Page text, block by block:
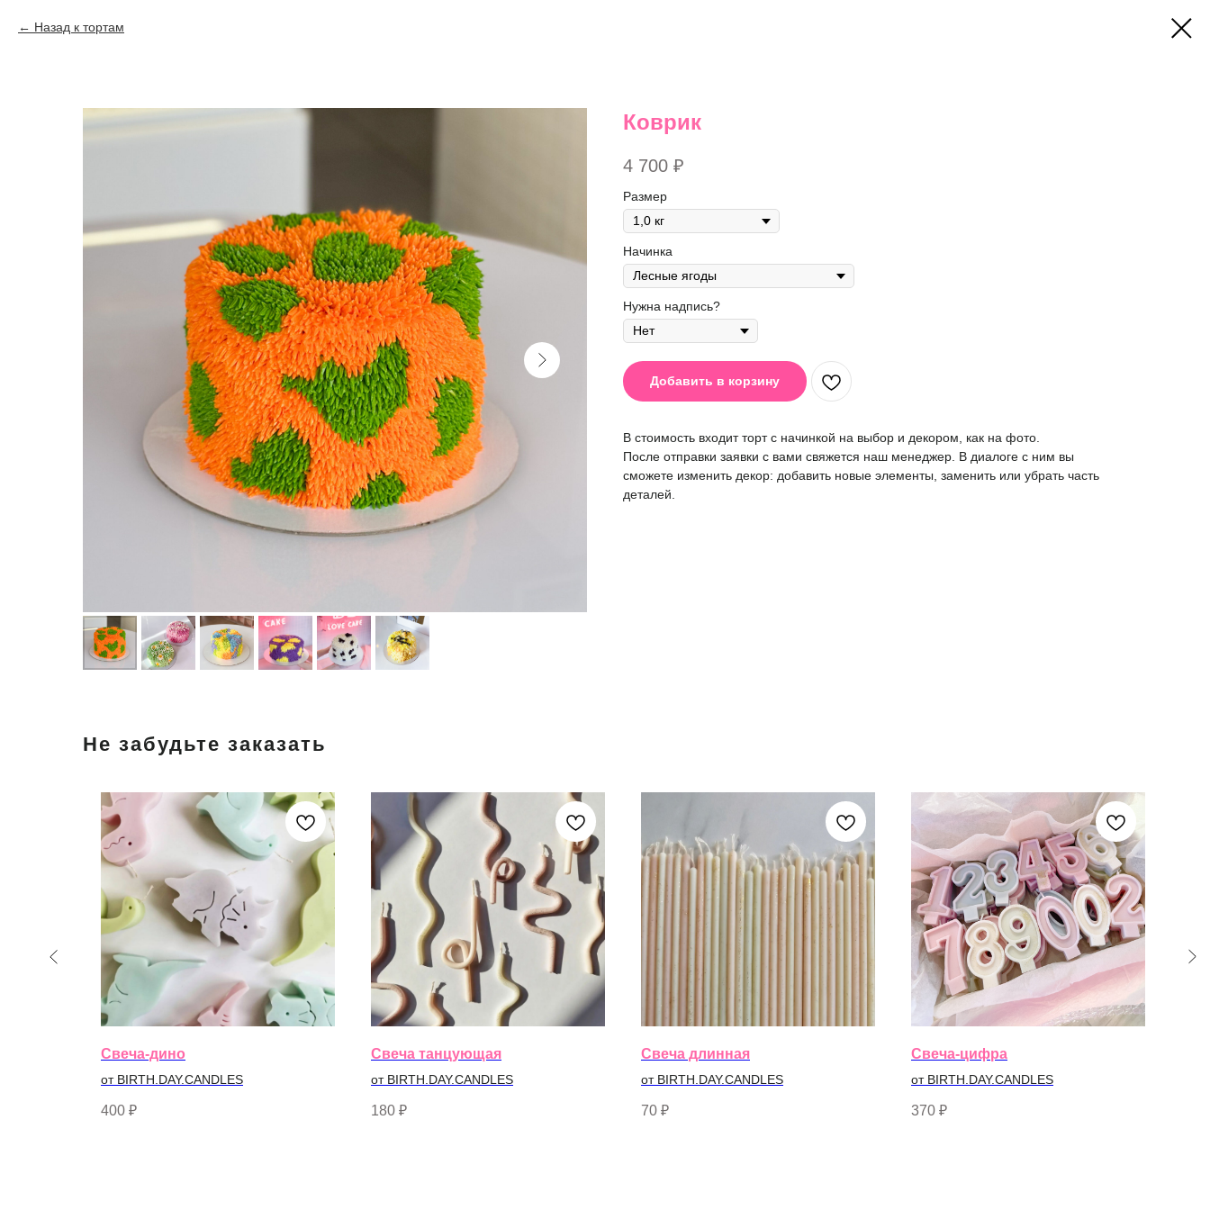
Назад к тортам
Коврик
4 700 ₽
Размер
Начинка
Нужна надпись?
Добавить в корзину
В стоимость входит торт с начинкой на выбор и декором, как на фото.
После отправки заявки с вами свяжется наш менеджер. В диалоге с ним вы
сможете изменить декор: добавить новые элементы, заменить или убрать часть
деталей.
Не забудьте заказать
Свеча-дино
от BIRTH.DAY.CANDLES
400 ₽
Свеча танцующая
от BIRTH.DAY.CANDLES
180 ₽
Свеча длинная
от BIRTH.DAY.CANDLES
70 ₽
Свеча-цифра
от BIRTH.DAY.CANDLES
370 ₽